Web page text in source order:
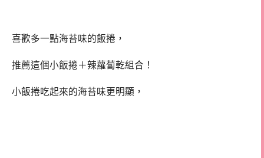
喜歡多一點海苔味的飯捲，
推薦這個小飯捲＋辣蘿蔔乾組合！
小飯捲吃起來的海苔味更明顯，